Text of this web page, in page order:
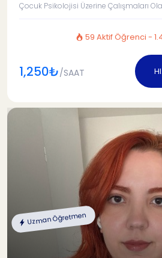
Çocuk Psikolojisi Üzerine Çalışmaları
59 Aktif Öğrenci -
1,250₺/SAAT
Uzman Öğretmen